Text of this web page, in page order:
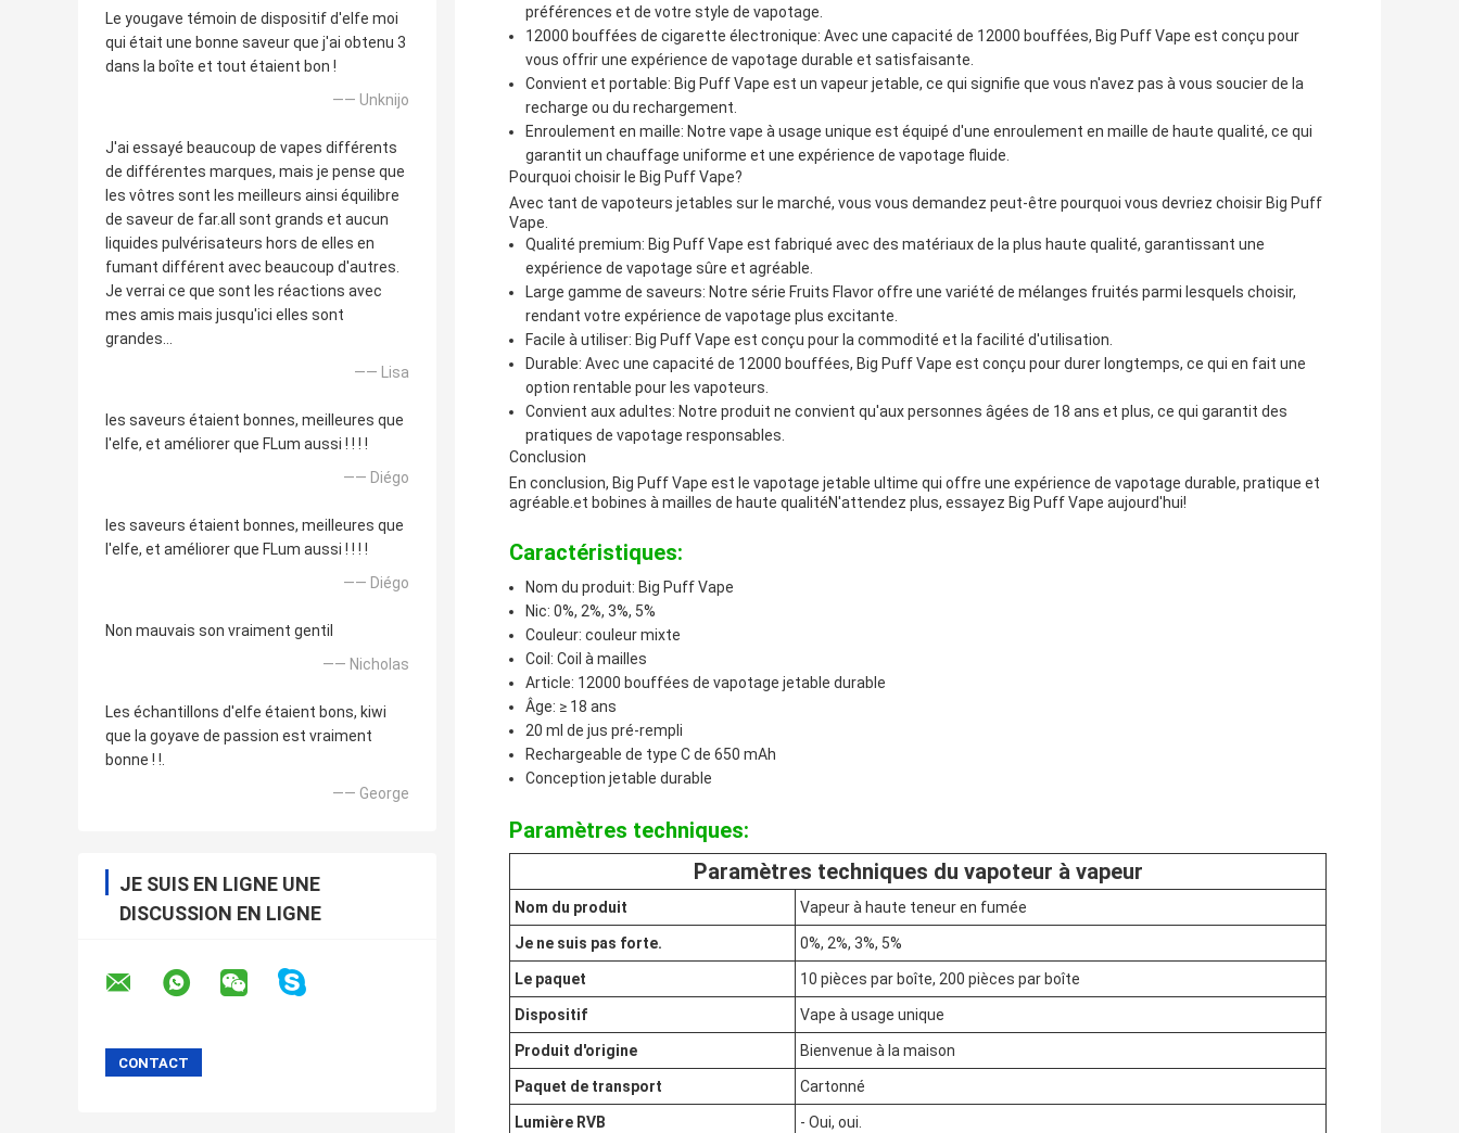
Le yougave témoin de dispositif d'elfe moi
qui était une bonne saveur que j'ai obtenu 3
dans la boîte et tout étaient bon !
—— Unknijo
J'ai essayé beaucoup de vapes différents
de différentes marques, mais je pense que
les vôtres sont les meilleurs ainsi équilibre
de saveur de far.all sont grands et aucun
liquides pulvérisateurs hors de elles en
fumant différent avec beaucoup d'autres.
Je verrai ce que sont les réactions avec
mes amis mais jusqu'ici elles sont
grandes…
—— Lisa
les saveurs étaient bonnes, meilleures que
l'elfe, et améliorer que FLum aussi ! ! ! !
—— Diégo
les saveurs étaient bonnes, meilleures que
l'elfe, et améliorer que FLum aussi ! ! ! !
—— Diégo
Non mauvais son vraiment gentil
—— Nicholas
Les échantillons d'elfe étaient bons, kiwi
que la goyave de passion est vraiment
bonne ! !.
—— George
JE SUIS EN LIGNE UNE
DISCUSSION EN LIGNE
préférences et de votre style de vapotage.
12000 bouffées de cigarette électronique: Avec une capacité de 12000 bouffées, Big Puff Vape est conçu pour
vous offrir une expérience de vapotage durable et satisfaisante.
Convient et portable: Big Puff Vape est un vapeur jetable, ce qui signifie que vous n'avez pas à vous soucier de la
recharge ou du rechargement.
Enroulement en maille: Notre vape à usage unique est équipé d'une enroulement en maille de haute qualité, ce qui
garantit un chauffage uniforme et une expérience de vapotage fluide.
Pourquoi choisir le Big Puff Vape?
Avec tant de vapoteurs jetables sur le marché, vous vous demandez peut-être pourquoi vous devriez choisir Big Puff
Vape.
Qualité premium: Big Puff Vape est fabriqué avec des matériaux de la plus haute qualité, garantissant une
expérience de vapotage sûre et agréable.
Large gamme de saveurs: Notre série Fruits Flavor offre une variété de mélanges fruités parmi lesquels choisir,
rendant votre expérience de vapotage plus excitante.
Facile à utiliser: Big Puff Vape est conçu pour la commodité et la facilité d'utilisation.
Durable: Avec une capacité de 12000 bouffées, Big Puff Vape est conçu pour durer longtemps, ce qui en fait une
option rentable pour les vapoteurs.
Convient aux adultes: Notre produit ne convient qu'aux personnes âgées de 18 ans et plus, ce qui garantit des
pratiques de vapotage responsables.
Conclusion
En conclusion, Big Puff Vape est le vapotage jetable ultime qui offre une expérience de vapotage durable, pratique et
agréable.et bobines à mailles de haute qualitéN'attendez plus, essayez Big Puff Vape aujourd'hui!
Caractéristiques:
Nom du produit: Big Puff Vape
Nic: 0%, 2%, 3%, 5%
Couleur: couleur mixte
Coil: Coil à mailles
Article: 12000 bouffées de vapotage jetable durable
Âge: ≥ 18 ans
20 ml de jus pré-rempli
Rechargeable de type C de 650 mAh
Conception jetable durable
Paramètres techniques:
Paramètres techniques du vapoteur à vapeur
Nom du produit Vapeur à haute teneur en fumée
Je ne suis pas forte. 0%, 2%, 3%, 5%
Le paquet 10 pièces par boîte, 200 pièces par boîte
Dispositif Vape à usage unique
Produit d'origine Bienvenue à la maison
Paquet de transport Cartonné
Lumière RVB - Oui, oui.